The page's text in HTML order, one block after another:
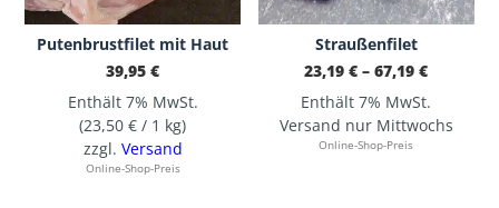
Putenbrustfilet mit Haut
39,95€
Enthält 7% MwSt.
(23,50€ / 1 kg)
zzgl. Versand
Online-Shop-Preis
Straußenfilet
23,19€ –67,19€
bis
67,19 €
Enthält 7% MwSt.
Versand nur Mittwochs
Online-Shop-Preis